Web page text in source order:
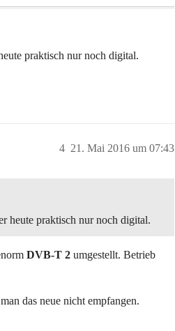
praktisch nur noch digital.
21. Mai 2016 um 07:43
4
heute praktisch nur noch digital.
DVB-T 2 umgestellt. Betrieb
das neue nicht empfangen.